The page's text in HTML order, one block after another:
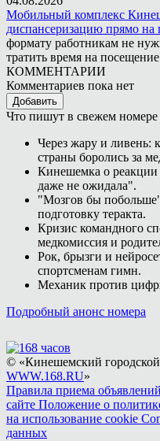
Мобильный комплекс
диспансеризацию прямо на
формату работникам не
тратить время на
КОММЕНТАРИИ
Комментариев пока нет
Добавить
Что пишут в свежем номере
Через жару и ливень:
страны боролись за
Кинешемка о реакции
даже не ожидала".
"Мозгов бы
подготовку теракта.
Кризис командного
медкомиссия и
Рок, брызги и
спортсменам гимн.
Механик против
Подробный анонс номера
© «Кинешемский
WWW.168.RU»
Правила приема объявлений
сайте Положение о
на использование cookie
данных